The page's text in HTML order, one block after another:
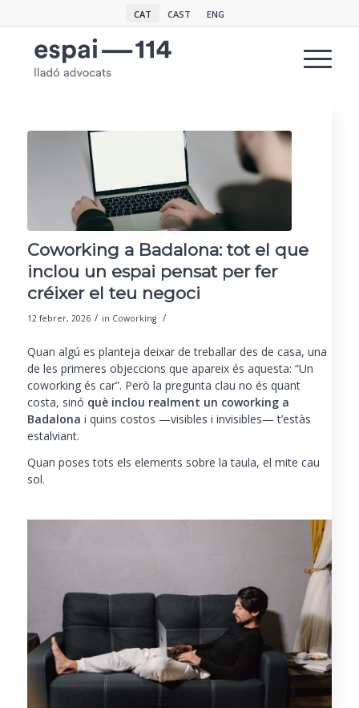
CAT CAST ENG
Coworking a Badalona: tot el que
inclou un espai pensat per fer
créixer el teu negoci
12 febrer, 2026 / in Coworking /
Quan algú es planteja deixar de treballar des de casa, una
de les primeres objeccions que apareix és aquesta: “Un
coworking és car”. Però la pregunta clau no és quant
costa, sinó què inclou realment un coworking a
Badalona i quins costos —visibles i invisibles— t’estàs
estalviant.
Quan poses tots els elements sobre la taula, el mite cau
sol.